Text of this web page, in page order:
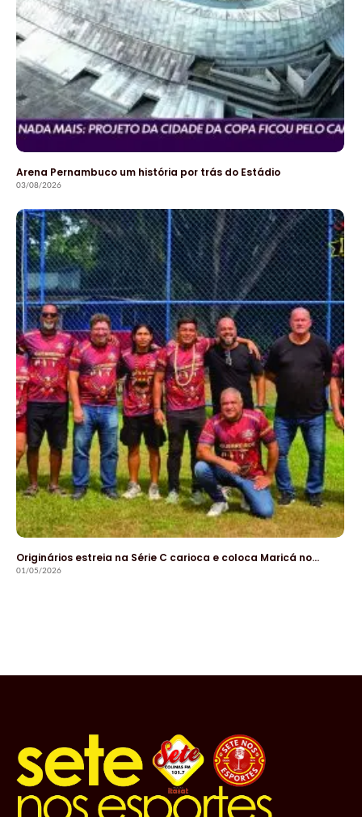
Arena Pernambuco um história por trás do Estádio
03/08/2026
Originários estreia na Série C carioca e coloca Maricá no…
01/05/2026